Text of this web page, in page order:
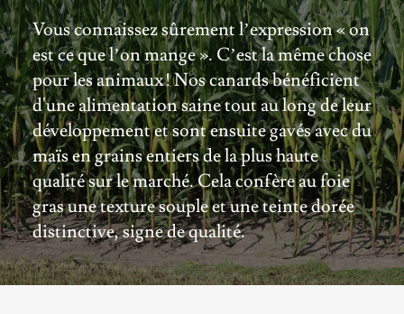
Vous connaissez sûrement l’expression « on
est ce que l’on mange ». C’est la même chose
pour les animaux ! Nos canards bénéficient
d'une alimentation saine tout au long de leur
développement et sont ensuite gavés avec du
maïs en grains entiers de la plus haute
qualité sur le marché. Cela confère au foie
gras une texture souple et une teinte dorée
distinctive, signe de qualité.